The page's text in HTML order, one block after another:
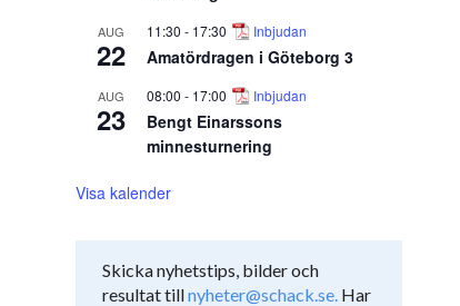
AUG
22
11:30 - 17:30 Inbjudan
Amatördragen i Göteborg 3
AUG
23
08:00 - 17:00 Inbjudan
Bengt Einarssons
minnesturnering
Visa kalender
Skicka nyhetstips, bilder och
resultat tillnyheter@schack.se. Har